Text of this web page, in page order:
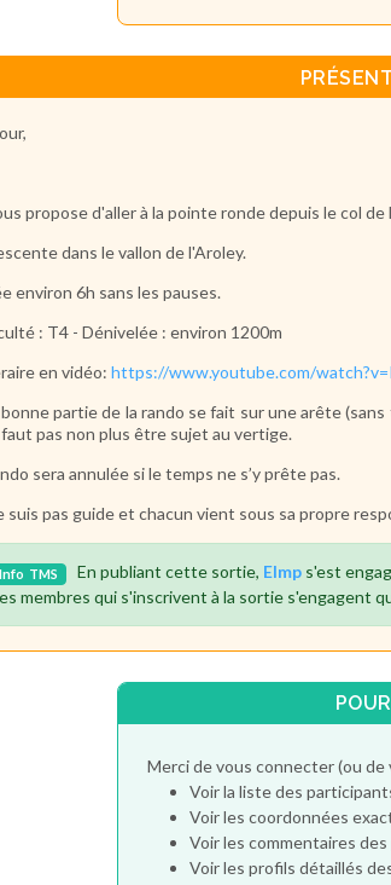
propose d'aller à la pointe ronde depuis le col
dans le vallon de l'Aroley.
environ 6h sans les pauses.
: T4 - Dénivelée : environ 1200m
en vidéo:https://www.youtube.com/
partie de la rando se fait sur une arête
pas non plus être sujet au vertige.
sera annulée si le temps ne s’y prête pas.
suis pas guide et chacun vient sous sa propre
Info TMS En publiant cette sortie, Elmp s'est
membres qui s'inscrivent à la sortie s'engagent
Merci de vous connecter (ou
Voir la liste des
Voir les coordonnées
Voir les commentaires
Voir les profils détaillés